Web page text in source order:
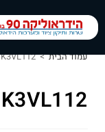
עמוד הבית > K3VL112 משאבה
K3VL112 משאבה